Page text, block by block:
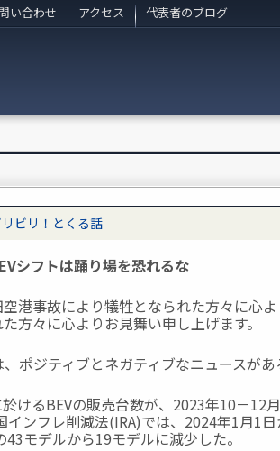
い合わせ アクセス 代表者のブログ
ビリ！とくる話
シフトは踊り場を恐れるな
港事故により犠牲となられた方々に心
方々に心よりお見舞い申し上げます。
ポジティブとネガティブなニュースがあ
けるBEVの販売台数が、2023年10－12
インフレ削減法(IRA)では、2024年1月1
モデルから19モデルに減少した。